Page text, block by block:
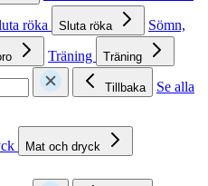
röka Sluta röka
Sömn,
Träning Träning
Tillbaka
Se alla
Mat och dryck